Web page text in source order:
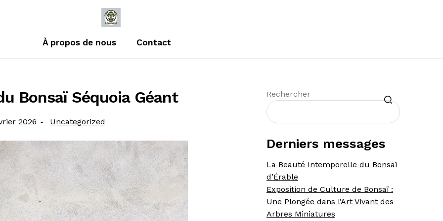
À propos de nous Contact
Bonsaï Séquoia Géant
2026
Catégorie
Uncategorized
Rechercher
Recherche
Derniers messages
La Beauté Intemporelle du Bonsaï
d’Érable
Exposition de Culture de Bonsaï :
Une Plongée dans l’Art Vivant des
Arbres Miniatures